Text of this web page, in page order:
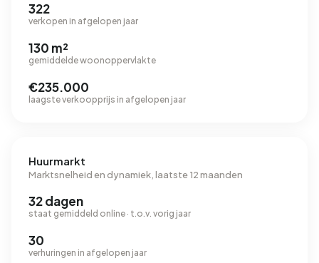
322
verkopen in afgelopen jaar
130 m²
gemiddelde woonoppervlakte
€235.000
laagste verkoopprijs in afgelopen jaar
Huurmarkt
Marktsnelheid en dynamiek, laatste 12 maanden
32 dagen
staat gemiddeld online · t.o.v. vorig jaar
30
verhuringen in afgelopen jaar